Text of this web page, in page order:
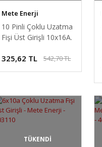
Mete Enerji
10 Pinli Çoklu Uzatma
Fişi Üst Girişli 10x16A.
325,62 TL 542,70 TL
TÜKENDİ